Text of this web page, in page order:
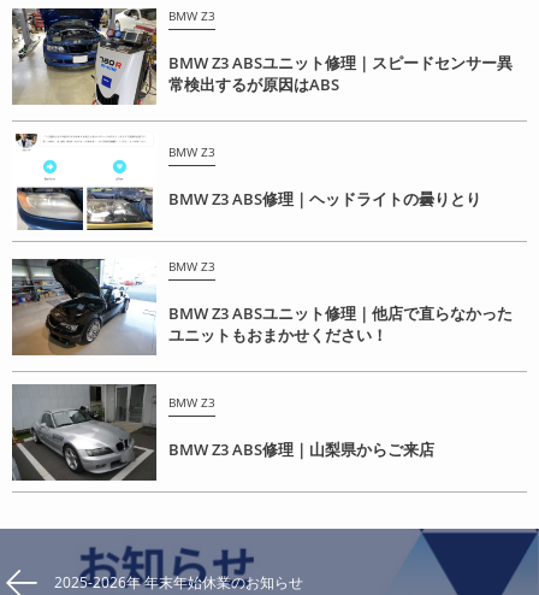
BMW Z3
BMW Z3 ABSユニット修理｜スピードセンサー異
常検出するが原因はABS
BMW Z3
BMW Z3 ABS修理｜ヘッドライトの曇りとり
BMW Z3
BMW Z3 ABSユニット修理｜他店で直らなかった
ユニットもおまかせください！
BMW Z3
BMW Z3 ABS修理｜山梨県からご来店
2025-2026年 年末年始休業のお知らせ